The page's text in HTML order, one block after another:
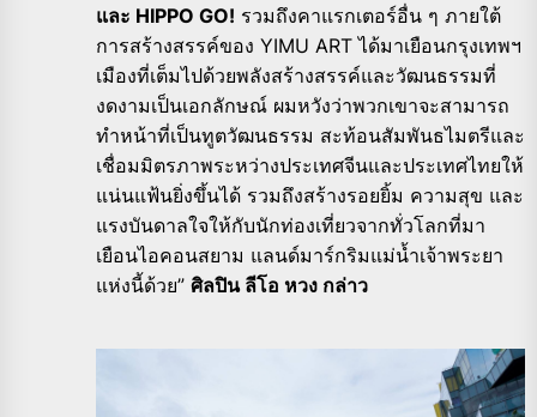
และ HIPPO GO! รวมถึงคาแรกเตอร์อื่น ๆ ภายใต้
การสร้างสรรค์ของ YIMU ART ได้มาเยือนกรุงเทพฯ
เมืองที่เต็มไปด้วยพลังสร้างสรรค์และวัฒนธรรมที่
งดงามเป็นเอกลักษณ์ ผมหวังว่าพวกเขาจะสามารถ
ทำหน้าที่เป็นทูตวัฒนธรรม สะท้อนสัมพันธไมตรีและ
เชื่อมมิตรภาพระหว่างประเทศจีนและประเทศไทยให้
แน่นแฟ้นยิ่งขึ้นได้ รวมถึงสร้างรอยยิ้ม ความสุข และ
แรงบันดาลใจให้กับนักท่องเที่ยวจากทั่วโลกที่มา
เยือนไอคอนสยาม แลนด์มาร์กริมแม่น้ำเจ้าพระยา
แห่งนี้ด้วย” ศิลปิน ลีโอ หวง กล่าว